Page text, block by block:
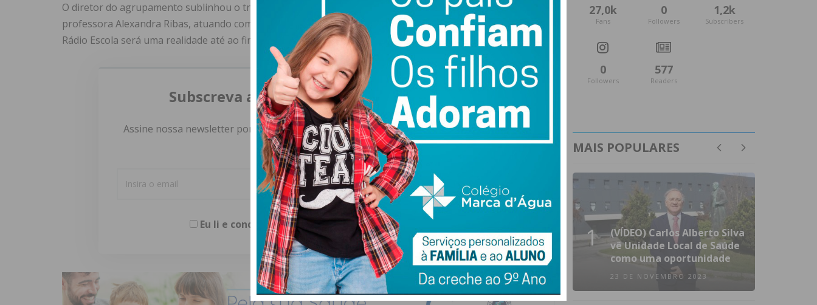
O diretor do agrupamento sublinhou o trabalho de articulação realizado junto dos alunos pela
professora Alexandra Ribas, atuando como interlocutora entre o órgão de gestão e os estudantes. A
Rádio Escola será uma realidade até ao final do atual ano letivo.
Subscreva a newsletter do Imediato
Assine nossa newsletter por e-mail e obtenha de forma regular a informação
atualizada.
Eu li e concordo com os termos e condições
27,0k
Fans
0
Followers
1,2k
Subscribers
0
Followers
577
Readers
MAIS POPULARES
1
(VÍDEO) Carlos Alberto Silva
vê Unidade Local de Saúde
como uma oportunidade
23 DE NOVEMBRO 2023